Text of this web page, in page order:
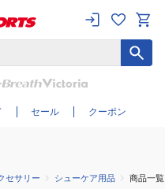
セール クーポン
込む
セサリー シューケア用品 商品一覧